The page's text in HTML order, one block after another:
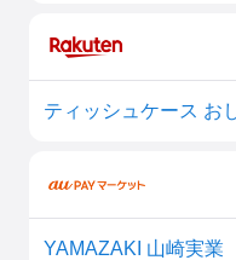
ティッシュケース お
YAMAZAKI 山崎実業